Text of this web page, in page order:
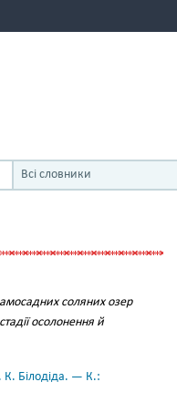
Всі словники
соляних озер
осолонення й
К. Білодіда. — К.: